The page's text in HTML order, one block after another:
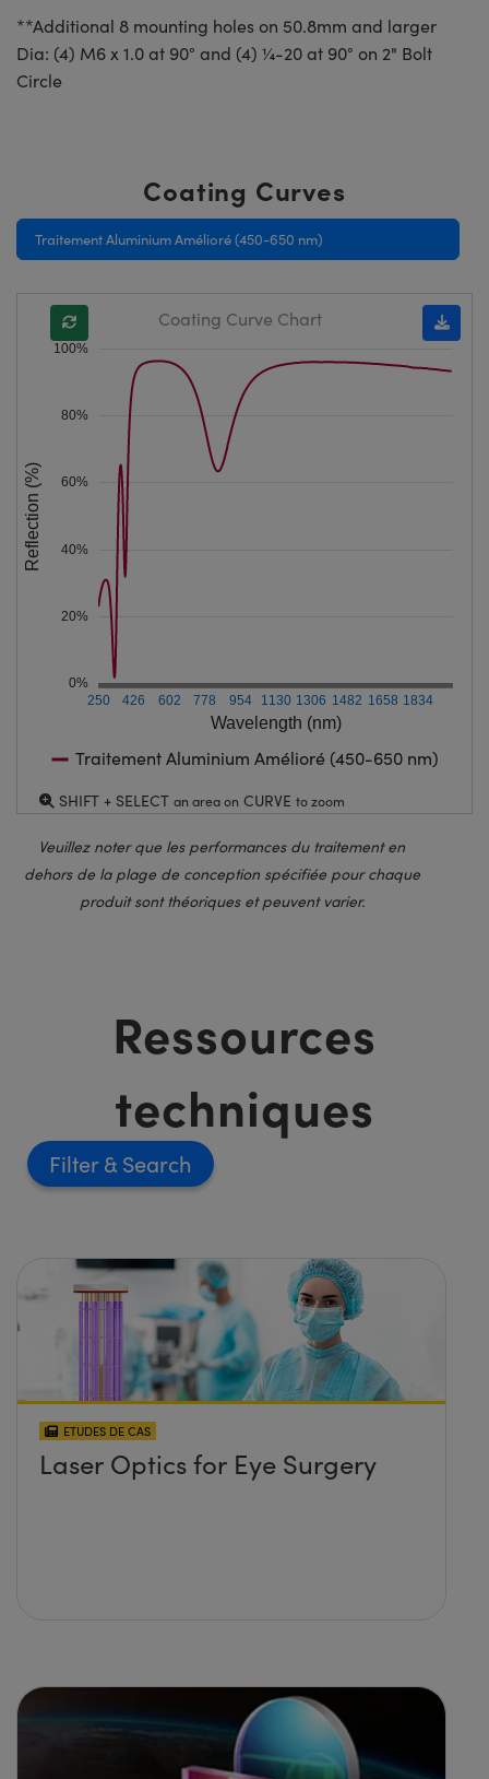
**Additional 8 mounting holes on 50.8mm and larger
Dia: (4) M6 x 1.0 at 90° and (4) ¼-20 at 90° on 2" Bolt
Circle
Coating Curves
Traitement Aluminium Amélioré (450-650 nm)
Wavelength (nm)
250 426 602 778 954 1130 1306 1482 1658 1834
0%
20%
40%
60%
80%
100%
Reflection (%)
Coating Curve Chart
Traitement Aluminium Amélioré (450-650 nm)
SHIFT + SELECT an area on CURVE to zoom
Veuillez noter que les performances du traitement en
dehors de la plage de conception spécifiée pour chaque
produit sont théoriques et peuvent varier.
Ressources
techniques
Filter
ETUDES DE CAS
Laser Optics for Eye Surgery